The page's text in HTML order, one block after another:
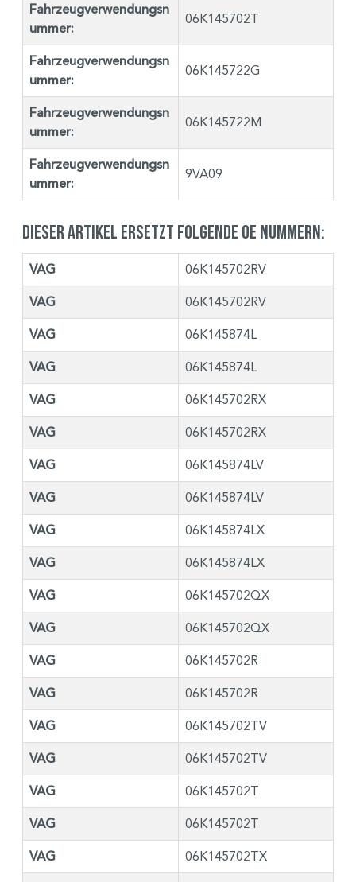
Fahrzeugverwendungsn
ummer:
06K145702T
Fahrzeugverwendungsn
ummer:
06K145722G
Fahrzeugverwendungsn
ummer:
06K145722M
Fahrzeugverwendungsn
ummer:
9VA09
Dieser Artikel ersetzt folgende OE Nummern:
VAG 06K145702RV
VAG 06K145702RV
VAG 06K145874L
VAG 06K145874L
VAG 06K145702RX
VAG 06K145702RX
VAG 06K145874LV
VAG 06K145874LV
VAG 06K145874LX
VAG 06K145874LX
VAG 06K145702QX
VAG 06K145702QX
VAG 06K145702R
VAG 06K145702R
VAG 06K145702TV
VAG 06K145702TV
VAG 06K145702T
VAG 06K145702T
VAG 06K145702TX